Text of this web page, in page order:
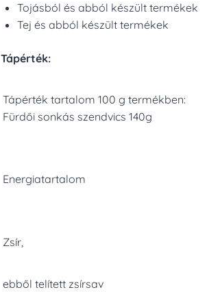
Tojásból és abból készült termékek
Tej és abból készült termékek
Tápérték:
Tápérték tartalom 100 g termékben:
Fürdői sonkás szendvics 140g
Energiatartalom
Zsír,
ebből telített zsírsav